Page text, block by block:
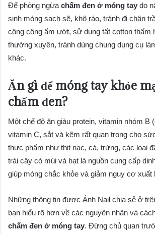
Để phòng ngừa chấm đen ở móng tay do
sinh móng sạch sẽ, khô ráo, tránh đi chân
công cộng ẩm ướt, sử dụng tất cotton thấm
thường xuyên, tránh dùng chung dụng cụ
khác.
Ăn gì để móng tay khỏe
chấm đen?
Một chế độ ăn giàu protein, vitamin nhóm B
vitamin C, sắt và kẽm rất quan trọng cho
thực phẩm như thịt nạc, cá, trứng, các loại
trái cây có múi và hạt là nguồn cung cấp
giúp móng chắc khỏe và giảm nguy cơ xuất
Những thông tin được Ảnh Nail chia sẻ ở
bạn hiểu rõ hơn về các nguyên nhân và
chấm đen ở móng tay. Đừng chủ quan